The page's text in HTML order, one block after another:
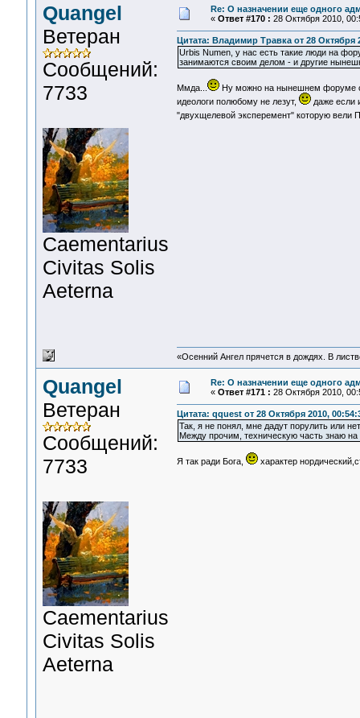
Quangel
Ветеран
Сообщений:
7733
Сaementarius
Civitas Solis
Aeterna
Re: О назначении еще одного
« Ответ #170 : 28 Октября 2010,
Цитата: Владимир Травка от 28 Октября
Urbis Numen, у нас есть такие люди на
занимаются своим делом - и другие
Ммда...
Ну можно на нынешнем форуме
идеологи полюбому не лезут,
даже если
"двухщелевой эксперемент" которую
«Осенний Ангел прячется в дождях. В
Quangel
Ветеран
Сообщений:
7733
Сaementarius
Civitas Solis
Aeterna
Re: О назначении еще одного
« Ответ #171 : 28 Октября 2010,
Цитата: qquest от 28 Октября 2010,
Так, я не понял, мне дадут порулить или
Между прочим, техническую часть знаю на
Я так ради Бога, характер